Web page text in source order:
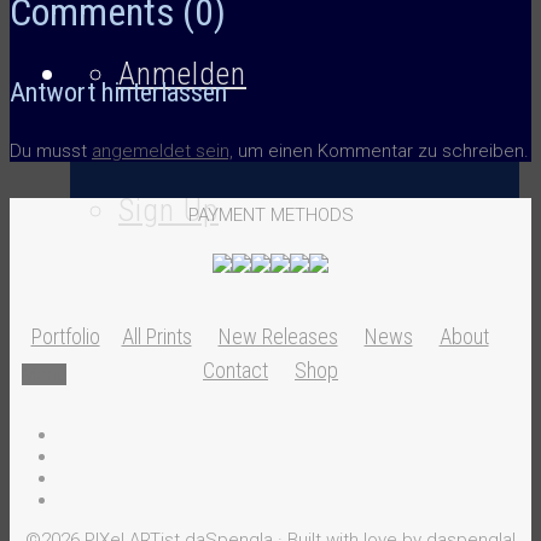
Anmelden
Sign Up
Comments (0)
Antwort hinterlassen
Du musst angemeldet sein, um einen Kommentar zu schreiben.
PAYMENT METHODS
Portfolio All Prints New Releases News
About
Contact
Shop